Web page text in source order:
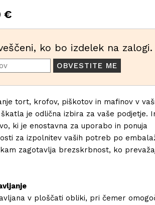
€
ko bo izdelek na zalogi.
tort, krofov, piškotov in mafinov v
je odlična izbira za vaše podjetje.
ki je enostavna za uporabo in ponuja
za izpolnitev vaših potreb po
zagotavlja brezskrbnost, ko
v ploščati obliki, pri čemer